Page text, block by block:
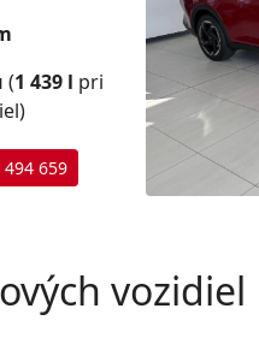
(1 439 l pri
494 659
vozidiel